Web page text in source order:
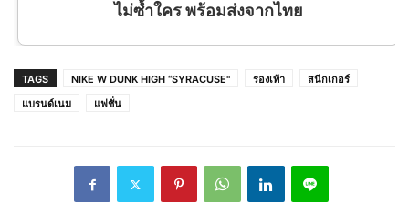
ไม่ซ้ำใคร พร้อมส่งจากไทย
TAGS NIKE W DUNK HIGH “SYRACUSE" รองเท้า
สนีกเกอร์
แบรนด์เนม
แฟชั่น